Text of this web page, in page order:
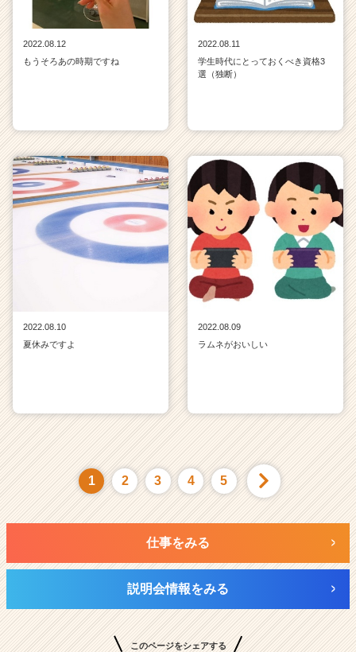
2022.08.12
もうそろあの時期ですね
2022.08.11
学生時代にとっておくべき資格3
選（独断）
2022.08.10
夏休みですよ
2022.08.09
ラムネがおいしい
1 2 3 4 5
仕事をみる
説明会情報をみる
このページをシェアする